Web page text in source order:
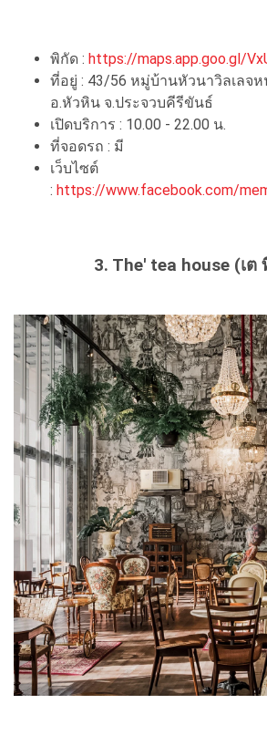
พิกัด : https://maps.app.goo.gl/
ที่อยู่ : 43/56 หมู่บ้านหัวนาวิลเลจ
อ.หัวหิน จ.ประจวบคีรีขันธ์
เปิดบริการ : 10.00 - 22.00 น.
ที่จอดรถ : มี
เว็บไซต์
: https://www.facebook.com/
3. The' tea house (เต